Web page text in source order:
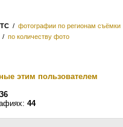
/ фотографии по регионам съёмки
/ по количеству фото
этим пользователем
36
44